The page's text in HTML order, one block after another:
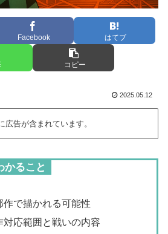
Facebook はてブ
コピー
2025.05.12
広告が含まれています。
かること
作で描かれる可能性
対応範囲と戦いの内容